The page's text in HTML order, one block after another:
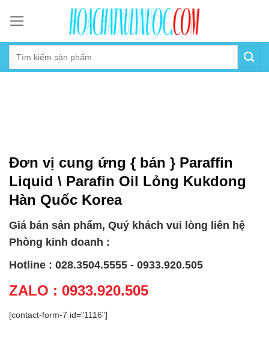
content
Đơn vị cung ứng { bán } Paraffin
Liquid \ Parafin Oil Lỏng Kukdong
Hàn Quốc Korea
Giá bán sản phẩm, Quý khách vui lòng liên hệ
Phòng kinh doanh :
Hotline : 028.3504.5555 - 0933.920.505
ZALO : 0933.920.505
[contact-form-7 id="1116"]